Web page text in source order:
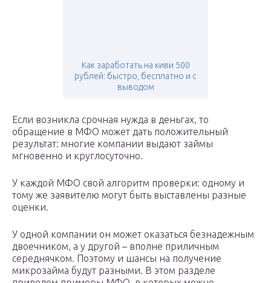
Как заработать на киви 500
рублей: быстро, бесплатно и с
выводом
Если возникла срочная нужда в деньгах, то
обращение в МФО может дать положительный
результат: многие компании выдают займы
мгновенно и круглосуточно.
У каждой МФО свой алгоритм проверки: одному и
тому же заявителю могут быть выставлены разные
оценки.
У одной компании он может оказаться безнадежным
двоечником, а у другой – вполне приличным
середнячком. Поэтому и шансы на получение
микрозайма будут разными. В этом разделе